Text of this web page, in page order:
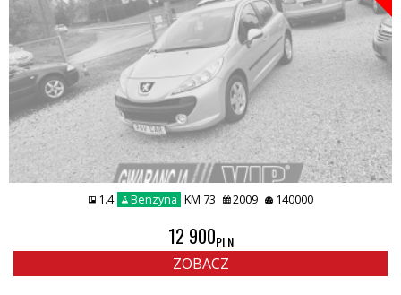
1.4 Benzyna KM 73 2009 140000
12 900PLN
ZOBACZ